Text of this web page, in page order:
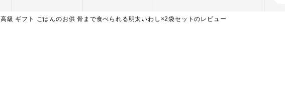
高級 ギフト ごはんのお供 骨まで食べられる明太いわし×2袋セットのレビュー